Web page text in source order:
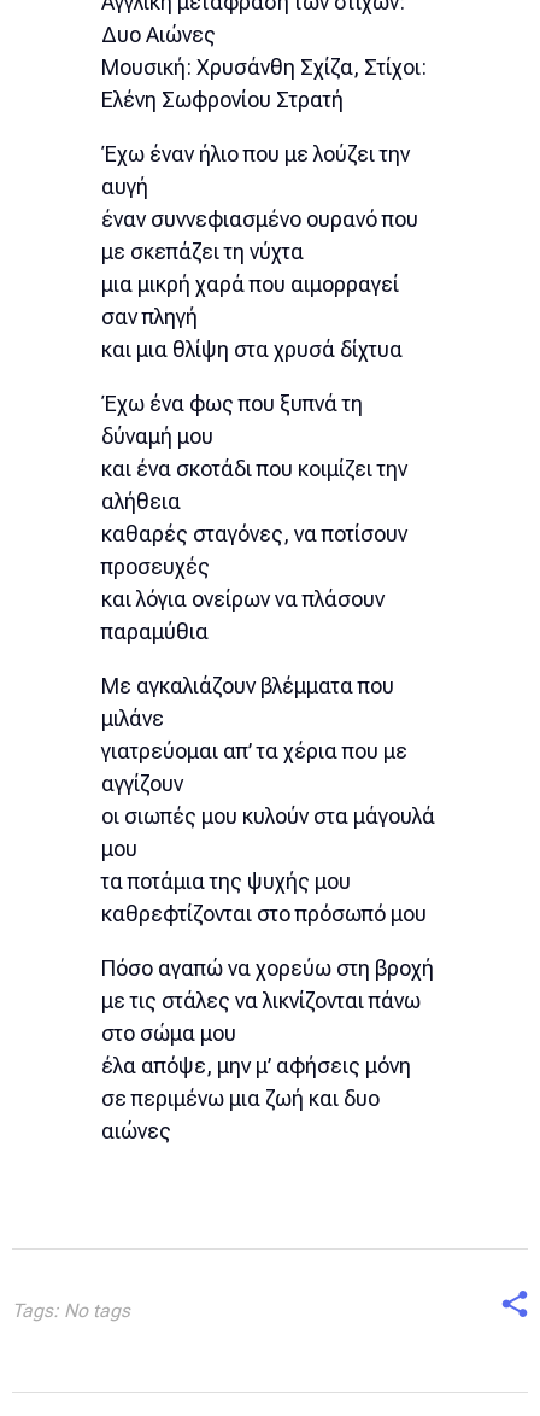
Δυο Αιώνες
Μουσική: Χρυσάνθη Σχίζα, Στίχοι:
Ελένη Σωφρονίου Στρατή
Έχω έναν ήλιο που με λούζει την
αυγή
έναν συννεφιασμένο ουρανό που
με σκεπάζει τη νύχτα
μια μικρή χαρά που αιμορραγεί
σαν πληγή
και μια θλίψη στα χρυσά δίχτυα
Έχω ένα φως που ξυπνά τη
δύναμή μου
και ένα σκοτάδι που κοιμίζει την
αλήθεια
καθαρές σταγόνες, να ποτίσουν
προσευχές
και λόγια ονείρων να πλάσουν
παραμύθια
Με αγκαλιάζουν βλέμματα που
μιλάνε
γιατρεύομαι απ’ τα χέρια που με
αγγίζουν
οι σιωπές μου κυλούν στα μάγουλά
μου
τα ποτάμια της ψυχής μου
καθρεφτίζονται στο πρόσωπό μου
Πόσο αγαπώ να χορεύω στη βροχή
με τις στάλες να λικνίζονται πάνω
στο σώμα μου
έλα απόψε, μην μ’ αφήσεις μόνη
σε περιμένω μια ζωή και δυο
αιώνες
Tags: No tags